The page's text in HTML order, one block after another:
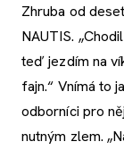
Zhruba od
NAUTIS.
teď jezdím na
fajn.“ Vnímá to
odborníci pro
nutným zlem.